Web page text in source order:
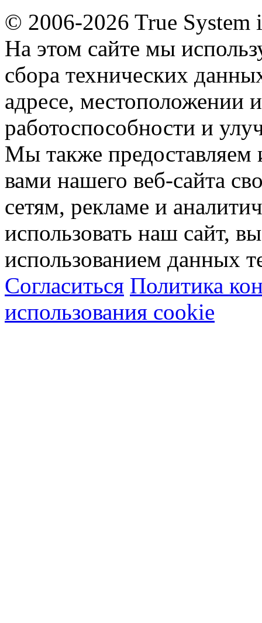
© 2006-2026 True System
На этом сайте мы
сбора технических
адресе, местоположении
работоспособности и
Мы также
вами нашего веб-сайта
сетям, рекламе и
использовать наш сайт,
использованием данных
Согласиться Политика
использования cookie